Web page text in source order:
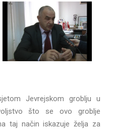
Jevrejskom groblju u
što se ovo groblje
taj način iskazuje želja za